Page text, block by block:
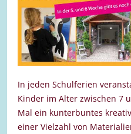
In jeden Schulferien
Kinder im Alter zwischen 7
Mal ein kunterbuntes
einer Vielzahl von